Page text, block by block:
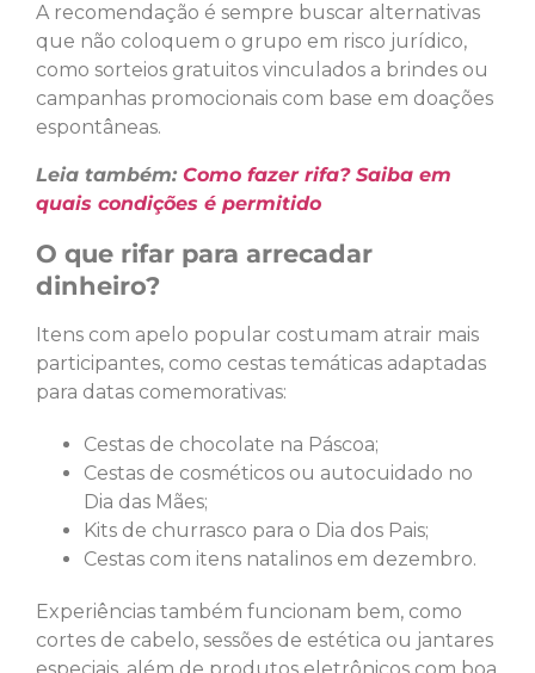
A recomendação é sempre buscar alternativas
que não coloquem o grupo em risco jurídico,
como sorteios gratuitos vinculados a brindes ou
campanhas promocionais com base em doações
espontâneas.
Leia também: Como fazer rifa? Saiba em
quais condições é permitido
O que rifar para arrecadar
dinheiro?
Itens com apelo popular costumam atrair mais
participantes, como cestas temáticas adaptadas
para datas comemorativas:
Cestas de chocolate na Páscoa;
Cestas de cosméticos ou autocuidado no
Dia das Mães;
Kits de churrasco para o Dia dos Pais;
Cestas com itens natalinos em dezembro.
Experiências também funcionam bem, como
cortes de cabelo, sessões de estética ou jantares